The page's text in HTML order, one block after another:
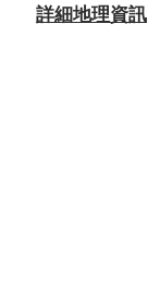
詳細地理資訊